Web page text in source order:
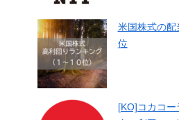
米国株式の
位
[KO]コカコ